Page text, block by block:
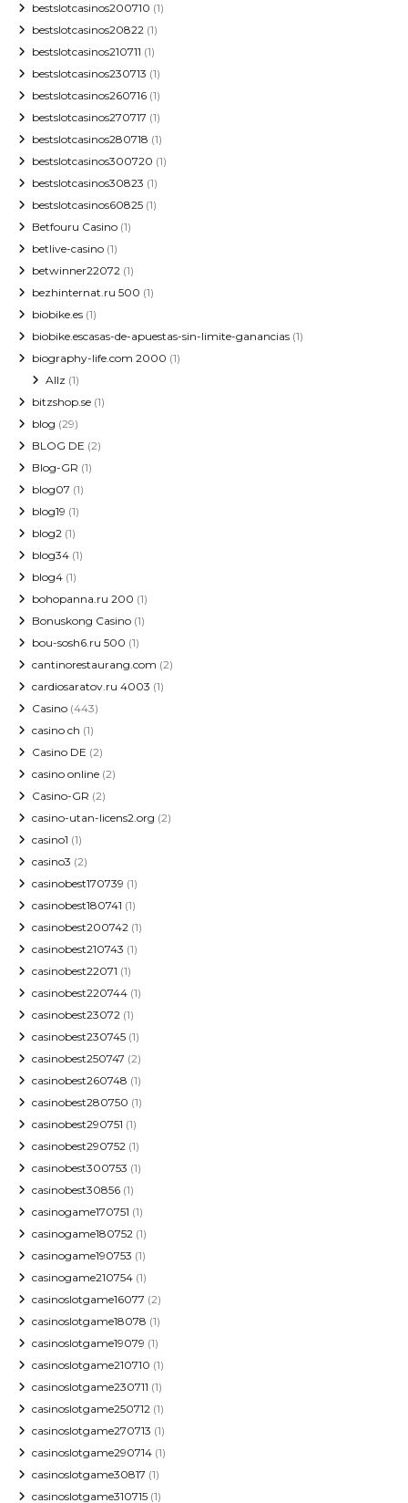
bestslotcasinos200710 (1)
bestslotcasinos20822 (1)
bestslotcasinos210711 (1)
bestslotcasinos230713 (1)
bestslotcasinos260716 (1)
bestslotcasinos270717 (1)
bestslotcasinos280718 (1)
bestslotcasinos300720 (1)
bestslotcasinos30823 (1)
bestslotcasinos60825 (1)
Betfouru Casino (1)
betlive-casino (1)
betwinner22072 (1)
bezhinternat.ru 500 (1)
biobike.es (1)
biobike.escasas-de-apuestas-sin-limite-ganancias (1)
biography-life.com 2000 (1)
Allz (1)
bitzshop.se (1)
blog (29)
BLOG DE (2)
Blog-GR (1)
blog07 (1)
blog19 (1)
blog2 (1)
blog34 (1)
blog4 (1)
bohopanna.ru 200 (1)
Bonuskong Casino (1)
bou-sosh6.ru 500 (1)
cantinorestaurang.com (2)
cardiosaratov.ru 4003 (1)
Casino (443)
casino ch (1)
Casino DE (2)
casino online (2)
Casino-GR (2)
casino-utan-licens2.org (2)
casino1 (1)
casino3 (2)
casinobest170739 (1)
casinobest180741 (1)
casinobest200742 (1)
casinobest210743 (1)
casinobest22071 (1)
casinobest220744 (1)
casinobest23072 (1)
casinobest230745 (1)
casinobest250747 (2)
casinobest260748 (1)
casinobest280750 (1)
casinobest290751 (1)
casinobest290752 (1)
casinobest300753 (1)
casinobest30856 (1)
casinogame170751 (1)
casinogame180752 (1)
casinogame190753 (1)
casinogame210754 (1)
casinoslotgame16077 (2)
casinoslotgame18078 (1)
casinoslotgame19079 (1)
casinoslotgame210710 (1)
casinoslotgame230711 (1)
casinoslotgame250712 (1)
casinoslotgame270713 (1)
casinoslotgame290714 (1)
casinoslotgame30817 (1)
casinoslotgame310715 (1)